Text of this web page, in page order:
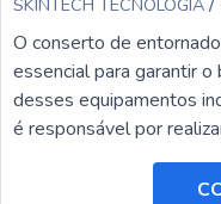
SKINTECH TECNOLOGIA
O conserto de
essencial para garantir
desses equipamentos
é responsável por
pesadas, facilitando o